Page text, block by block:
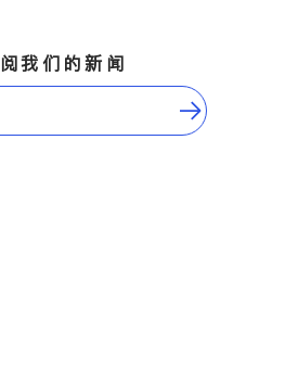
我们的新闻